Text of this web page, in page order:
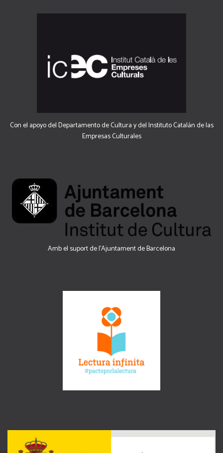
Con el apoyo del Departamento de Cultura y del Instituto Catalán de las
Empresas Culturales
Amb el suport de l’Ajuntament de Barcelona